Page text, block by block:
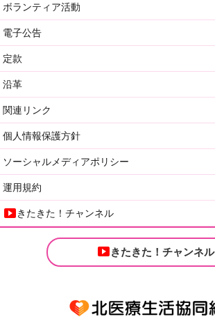
ボランティア活動
電子公告
定款
沿革
関連リンク
個人情報保護方針
ソーシャルメディアポリシー
運用規約
きたきた！チャンネル
きたきた！チャンネル